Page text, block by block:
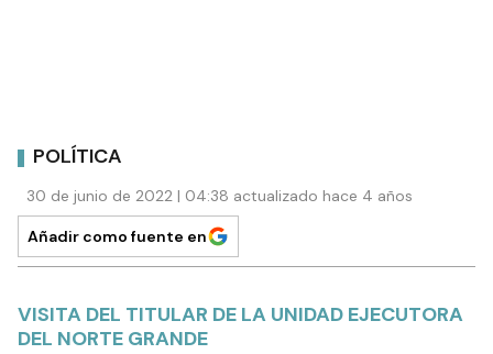
POLÍTICA
30 de junio de 2022 | 04:38 actualizado hace 4 años
Añadir como fuente en
VISITA DEL TITULAR DE LA UNIDAD EJECUTORA
DEL NORTE GRANDE